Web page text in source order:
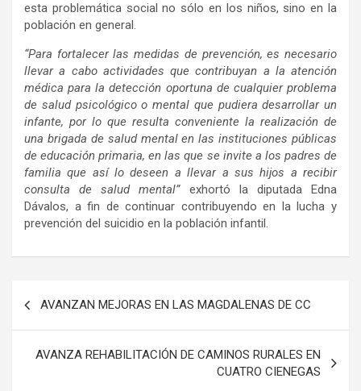
esta problemática social no sólo en los niños, sino en la
población en general.
“Para fortalecer las medidas de prevención, es necesario
llevar a cabo actividades que contribuyan a la atención
médica para la detección oportuna de cualquier problema
de salud psicológico o mental que pudiera desarrollar un
infante, por lo que resulta conveniente la realización de
una brigada de salud mental en las instituciones públicas
de educación primaria, en las que se invite a los padres de
familia que así lo deseen a llevar a sus hijos a recibir
consulta de salud mental”exhortó la diputada Edna
Dávalos, a fin de continuar contribuyendo en la lucha y
prevención del suicidio en la población infantil.
entradas
AVANZAN MEJORAS EN LAS MAGDALENAS DE CC
AVANZA REHABILITACIÓN DE CAMINOS RURALES EN
CUATRO CIENEGAS